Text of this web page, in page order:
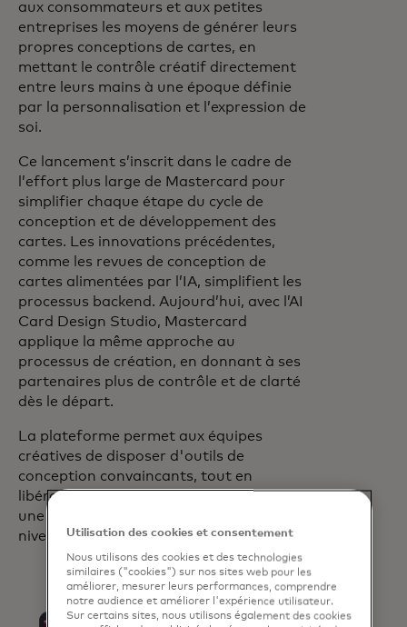
aux consommateurs et aux petites
entreprises les moyens de générer leurs
propres conceptions de cartes, en
mettant le contrôle créatif directement
entre leurs mains à une époque définie
par la personnalisation et l’expression de
soi.
Ce lancement s’inscrit dans le cadre de
l’effort plus large de Mastercard pour
simplifier chaque étape du cycle de
conception et de développement des
cartes. Les innovations précédentes,
comme les revues de conception de
cartes alimentées par l’IA, simplifient les
processus backend. Aujourd’hui, avec l’AI
Card Design Studio, Mastercard
applique la même approche au
processus de création, en donnant à ses
partenaires plus de contrôle et de clarté
dès le départ.
La plateforme permet aux équipes
créatives de disposer d'outils de
conception convaincants, tout en
libérant du temps pour se concentrer sur
une stratégie créative de plus haut
niveau.Utilisation des cookies et consentement
Nous utilisons des cookies et des technologies
similaires ("cookies") sur nos sites web pour les
améliorer, mesurer leurs performances, comprendre
notre audience et améliorer l'expérience utilisateur.
Sur certains sites, nous utilisons également des cookies